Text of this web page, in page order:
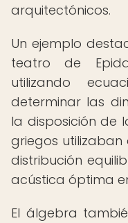
arquitectónicos.
Un ejemplo
teatro de
utilizando
determinar las
la disposición de
griegos
distribución
acústica óptima
El álgebra